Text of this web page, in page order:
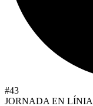
#43
JORNADA EN LÍNIA